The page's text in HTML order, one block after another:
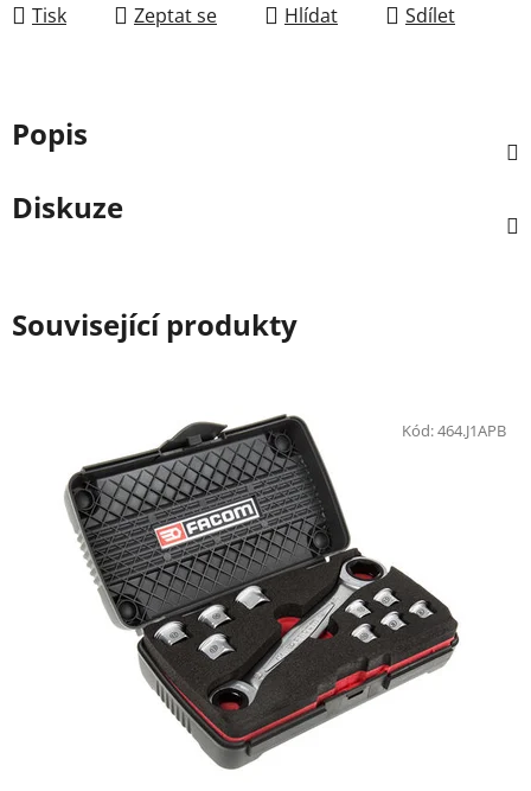
Tisk Zeptat se Hlídat Sdílet
Popis
Diskuze
Související produkty
Kód:464.J1APB